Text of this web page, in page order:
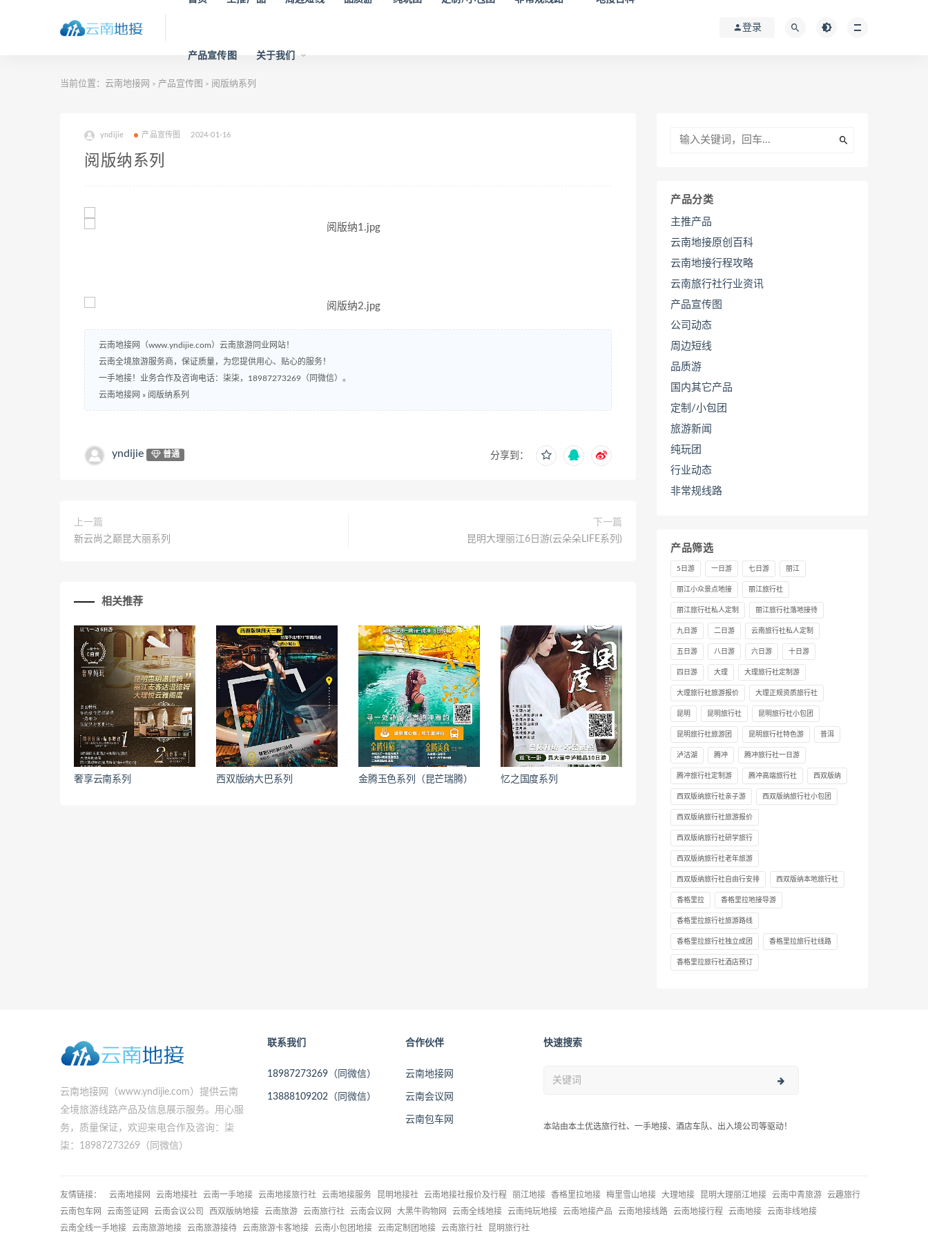
产品宣传图 关于我们
登录
当前位置： 云南地接网 > 产品宣传图 > 阅版纳系列
yndijie 产品宣传图 2024-01-16
阅版纳系列
云南地接网（www.yndijie.com）云南旅游同业网站！
云南全境旅游服务商，保证质量，为您提供用心、贴心的服务！
一手地接！业务合作及咨询电话：柒柒，18987273269（同微信）。
云南地接网 » 阅版纳系列
yndijie 普通 分享到：
上一篇
新云尚之巅昆大丽系列
下一篇
昆明大理丽江6日游(云朵朵LIFE系列)
相关推荐
奢享云南系列 西双版纳大巴系列 金腾玉色系列（昆芒瑞腾） 忆之国度系列
产品分类
主推产品
云南地接原创百科
云南地接行程攻略
云南旅行社行业资讯
产品宣传图
公司动态
周边短线
品质游
国内其它产品
定制/小包团
旅游新闻
纯玩团
行业动态
非常规线路
产品筛选
5日游 一日游 七日游 丽江
丽江小众景点地接 丽江旅行社
丽江旅行社私人定制 丽江旅行社落地接待
九日游 二日游 云南旅行社私人定制
五日游 八日游 六日游 十日游
四日游 大理 大理旅行社定制游
大理旅行社旅游报价 大理正规资质旅行社
昆明 昆明旅行社 昆明旅行社小包团
昆明旅行社旅游团 昆明旅行社特色游 普洱
泸沽湖 腾冲 腾冲旅行社一日游
腾冲旅行社定制游 腾冲高端旅行社 西双版纳
西双版纳旅行社亲子游 西双版纳旅行社小包团
西双版纳旅行社旅游报价
西双版纳旅行社研学旅行
西双版纳旅行社老年旅游
西双版纳旅行社自由行安排 西双版纳本地旅行社
香格里拉 香格里拉地接导游
香格里拉旅行社旅游路线
香格里拉旅行社独立成团 香格里拉旅行社线路
香格里拉旅行社酒店预订
云南地接网（www.yndijie.com）提供云南
全境旅游线路产品及信息展示服务。用心服
务，质量保证，欢迎来电合作及咨询：柒
柒：18987273269（同微信）
联系我们
18987273269（同微信）
13888109202（同微信）
合作伙伴
云南地接网
云南会议网
云南包车网
快速搜索
本站由本土优选旅行社、一手地接、酒店车队、出入境公司等驱动！
友情链接： 云南地接网 云南地接社 云南一手地接 云南地接旅行社 云南地接服务 昆明地接社 云南地接社报价及行程 丽江地接 香格里拉地接 梅里雪山地接 大理地接 昆明大理丽江地接 云南中青旅游
云趣旅行
云南包车网
云南签证网 云南会议公司 西双版纳地接 云南旅游 云南旅行社 云南会议网 大黑牛购物网 云南全线地接 云南纯玩地接 云南地接产品 云南地接线路 云南地接行程 云南地接
云南非线地接
云南全线一手地接
云南旅游地接 云南旅游接待 云南旅游卡客地接 云南小包团地接 云南定制团地接 云南旅行社 昆明旅行社